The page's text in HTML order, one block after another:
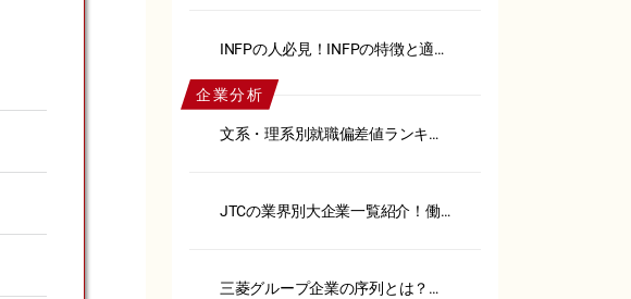
INFPの人必見！INFPの特徴と適職
企業分析
文系・理系別就職偏差値ランキン
JTCの業界別大企業一覧紹介！働
三菱グループ企業の序列とは？御